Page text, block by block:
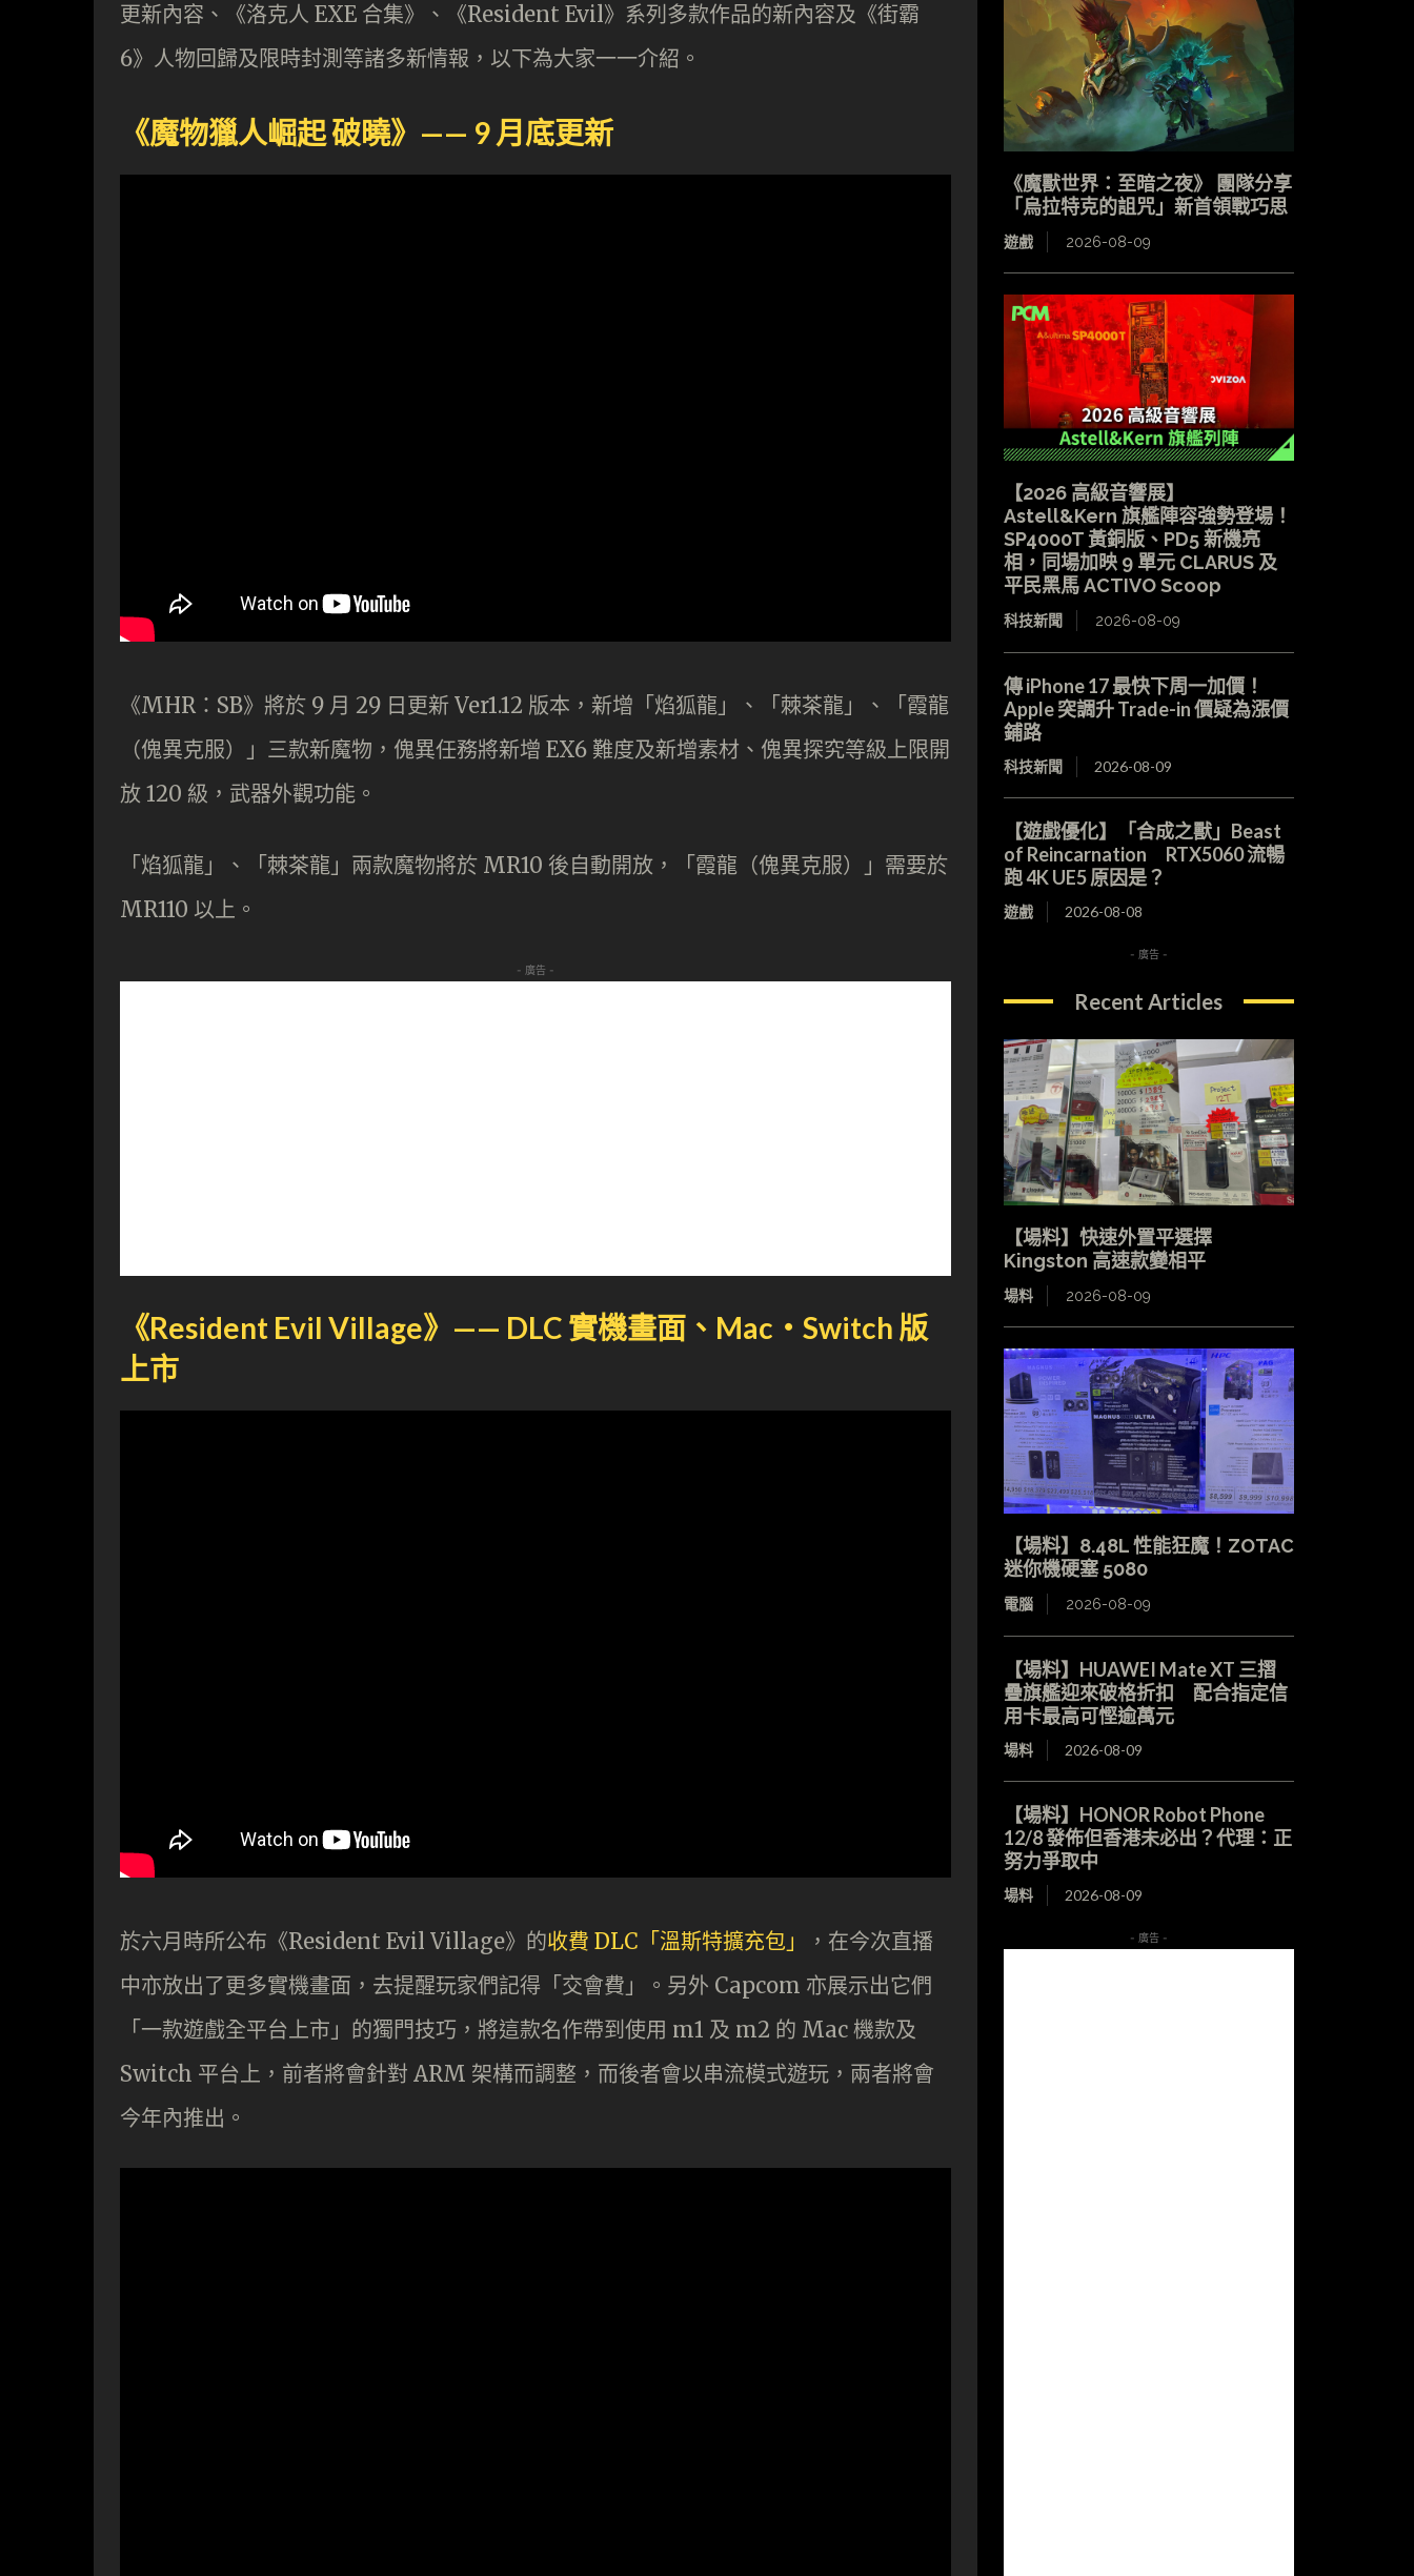
更新內容、《洛克人 EXE 合集》、《Resident Evil》系列多款作品的新內容及《街霸
6》人物回歸及限時封測等諸多新情報，以下為大家一一介紹。
《魔物獵人崛起 破曉》—— 9 月底更新
《MHR：SB》將於 9 月 29 日更新 Ver1.12 版本，新增「焰狐龍」、「棘茶龍」、「霞龍
（傀異克服）」三款新魔物，傀異任務將新增 EX6 難度及新增素材、傀異探究等級上限開
放 120 級，武器外觀功能。
「焰狐龍」、「棘茶龍」兩款魔物將於 MR10 後自動開放，「霞龍（傀異克服）」需要於
MR110 以上。
- 廣告 -
《Resident Evil Village》—— DLC 實機畫面、Mac‧Switch 版
上市
於六月時所公布《Resident Evil Village》的收費 DLC「溫斯特擴充包」
，在今次直播
中亦放出了更多實機畫面，去提醒玩家們記得「交會費」。另外 Capcom 亦展示出它們
「一款遊戲全平台上市」的獨門技巧，將這款名作帶到使用 m1 及 m2 的 Mac 機款及
Switch 平台上，前者將會針對 ARM 架構而調整，而後者會以串流模式遊玩，兩者將會
今年內推出。
《魔獸世界：至暗之夜》 團隊分享
「烏拉特克的詛咒」新首領戰巧思
遊戲 2026-08-09
【2026 高級音響展】
Astell&Kern 旗艦陣容強勢登場！
SP4000T 黃銅版、PD5 新機亮
相，同場加映 9 單元 CLARUS 及
平民黑馬 ACTIVO Scoop
科技新聞 2026-08-09
傳 iPhone 17 最快下周一加價！
Apple 突調升 Trade-in 價疑為漲價
鋪路
科技新聞 2026-08-09
【遊戲優化】「合成之獸」Beast
of Reincarnation RTX5060 流暢
跑 4K UE5 原因是？
遊戲 2026-08-08
- 廣告 -
Recent Articles
【場料】快速外置平選擇
Kingston 高速款變相平
場料 2026-08-09
【場料】8.48L 性能狂魔！ZOTAC
迷你機硬塞 5080
電腦 2026-08-09
【場料】HUAWEI Mate XT 三摺
疊旗艦迎來破格折扣 配合指定信
用卡最高可慳逾萬元
場料 2026-08-09
【場料】HONOR Robot Phone
12/8 發佈但香港未必出？代理：正
努力爭取中
場料 2026-08-09
- 廣告 -